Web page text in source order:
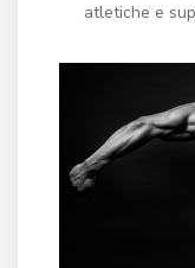
atletiche e